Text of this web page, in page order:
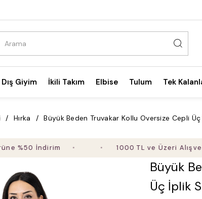
Dış Giyim İkili Takım Elbise Tulum Tek
Hırka Büyük Beden Truvakar Kollu Oversize Cepli Üç
İndirim 1000 TL ve Üzeri Alışverişte
Büyük
Üç İplik